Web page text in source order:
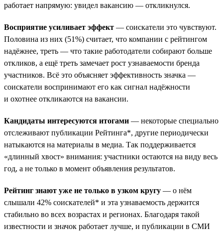
работает напрямую: увидел вакансию — откликнулся.
Восприятие усиливает эффект — соискатели это чувствуют.
Половина из них (51%) считает, что компании с рейтингом
надёжнее, треть — что такие работодатели собирают больше
откликов, а ещё треть замечает рост узнаваемости бренда
участников. Всё это объясняет эффективность значка —
соискатели воспринимают его как сигнал надёжности
и охотнее откликаются на вакансии.
Кандидаты интересуются итогами — некоторые специально
отслеживают публикации Рейтинга*, другие периодически
натыкаются на материалы в медиа. Так поддерживается
«длинный хвост» внимания: участники остаются на виду весь
год, а не только в момент объявления результатов.
Рейтинг знают уже не только в узком кругу — о нём
слышали 42% соискателей* и эта узнаваемость держится
стабильно во всех возрастах и регионах. Благодаря такой
известности и значок работает лучше, и публикации в СМИ